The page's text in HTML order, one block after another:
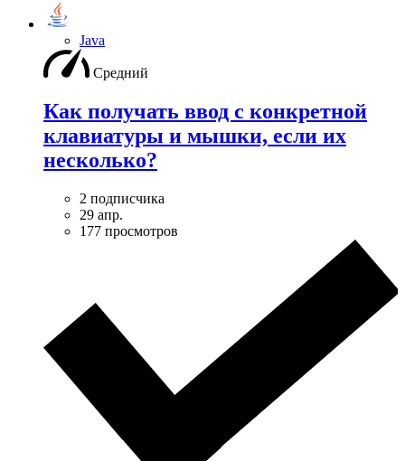
Java
Средний
Как получать ввод с конкретной
клавиатуры и мышки, если их
несколько?
2 подписчика
29 апр.
177 просмотров